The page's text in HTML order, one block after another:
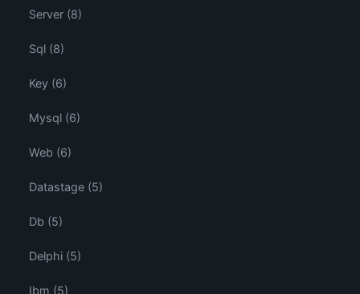
Server (8)
Sql (8)
Key (6)
Mysql (6)
Web (6)
Datastage (5)
Db (5)
Delphi (5)
Ibm (5)